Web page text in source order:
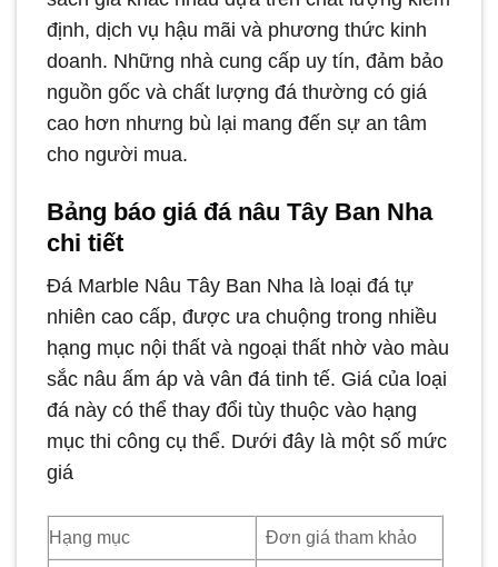
định, dịch vụ hậu mãi và phương thức kinh
doanh. Những nhà cung cấp uy tín, đảm bảo
nguồn gốc và chất lượng đá thường có giá
cao hơn nhưng bù lại mang đến sự an tâm
cho người mua.
Bảng báo giá đá nâu Tây Ban Nha
chi tiết
​Đá Marble Nâu Tây Ban Nha là loại đá tự
nhiên cao cấp, được ưa chuộng trong nhiều
hạng mục nội thất và ngoại thất nhờ vào màu
sắc nâu ấm áp và vân đá tinh tế. Giá của loại
đá này có thể thay đổi tùy thuộc vào hạng
mục thi công cụ thể. Dưới đây là một số mức
giá
Hạng mục Đơn giá tham khảo